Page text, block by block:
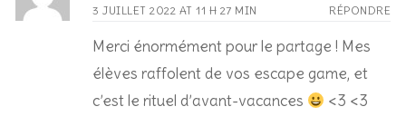
3 JUILLET 2022 AT 11 H 27 MIN RÉPONDRE
Merci énormément pour le partage ! Mes
élèves raffolent de vos escape game, et
c’est le rituel d’avant-vacances
<3 <3